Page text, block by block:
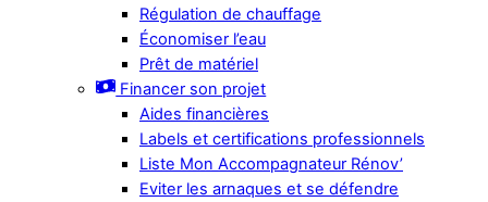
Régulation de chauffage
Économiser l’eau
Prêt de matériel
Financer son projet
Aides financières
Labels et certifications professionnels
Liste Mon Accompagnateur Rénov’
Eviter les arnaques et se défendre